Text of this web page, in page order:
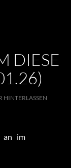
DIESE
HINTERLASSEN
an im